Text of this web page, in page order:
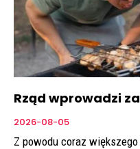
Rząd wprowadzi
2026-08-05
Z powodu coraz